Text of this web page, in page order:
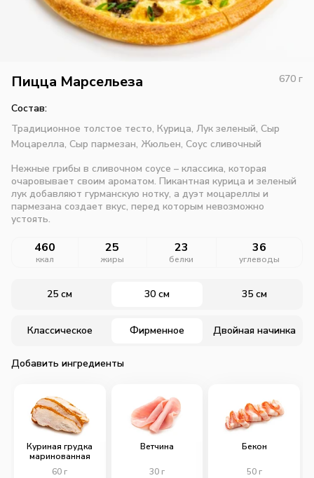
Пицца Марсельеза 670 г
Состав:
Традиционное толстое тесто, Курица, Лук зеленый, Сыр
Моцарелла, Сыр пармезан, Жюльен, Соус сливочный
Нежные грибы в сливочном соусе – классика, которая
очаровывает своим ароматом. Пикантная курица и зеленый
лук добавляют гурманскую нотку, а дуэт моцареллы и
пармезана создает вкус, перед которым невозможно
устоять.
460
ккал
25
жиры
23
белки
36
углеводы
25 см 30 см 35 см
Классическое Фирменное Двойная начинка
Добавить ингредиенты
Куриная грудка
маринованная
60 г
Ветчина
30г
Бекон
50г